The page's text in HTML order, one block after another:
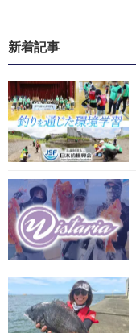
新着記事